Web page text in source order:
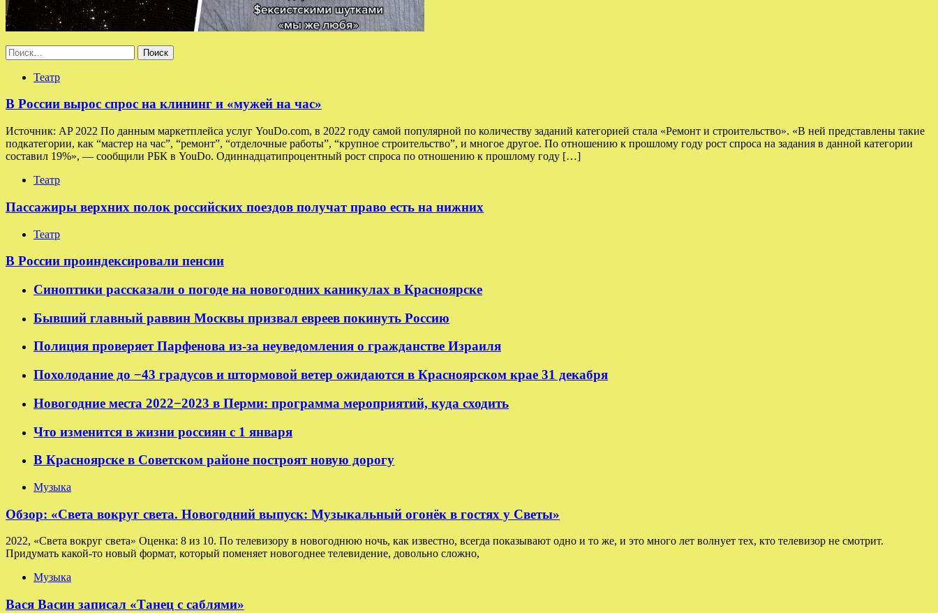
Найти:
Театр
В России вырос спрос на клининг и «мужей на час»
Источник: AP 2022 По данным маркетплейса услуг YouDo.com, в 2022 году самой популярной по количеству заданий категорией стала «Ремонт и строительство». «В ней представлены такие
подкатегории, как “мастер на час”, “ремонт”, “отделочные работы”, “крупное строительство”, и многое другое. По отношению к прошлому году рост спроса на задания в данной категории
составил 19%», — сообщили РБК в YouDo. Одиннадцатипроцентный рост спроса по отношению к прошлому году […]
Театр
Пассажиры верхних полок российских поездов получат право есть на нижних
Театр
В России проиндексировали пенсии
Синоптики рассказали о погоде на новогодних каникулах в Красноярске
Бывший главный раввин Москвы призвал евреев покинуть Россию
Полиция проверяет Парфенова из-за неуведомления о гражданстве Израиля
Похолодание до −43 градусов и штормовой ветер ожидаются в Красноярском крае 31 декабря
Новогодние места 2022−2023 в Перми: программа мероприятий, куда сходить
Что изменится в жизни россиян с 1 января
В Красноярске в Советском районе построят новую дорогу
Музыка
Обзор: «Света вокруг света. Новогодний выпуск: Музыкальный огонёк в гостях у Светы»
2022, «Света вокруг света» Оценка: 8 из 10. По телевизору в новогоднюю ночь, как известно, всегда показывают одно и то же, и это много лет волнует тех, кто телевизор не смотрит.
Придумать какой-то новый формат, который поменяет новогоднее телевидение, довольно сложно,
Музыка
Вася Васин записал «Танец с саблями»